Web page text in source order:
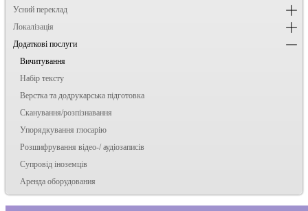
Усний переклад
Локалізація
Додаткові послуги
Вичитування
Набір тексту
Верстка та додрукарська підготовка
Сканування/розпізнавання
Упорядкування глосарію
Розшифрування відео-/ аудіозаписів
Супровід іноземців
Аренда оборудования